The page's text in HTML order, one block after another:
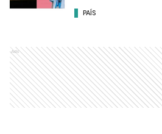
PAÍS
Ads